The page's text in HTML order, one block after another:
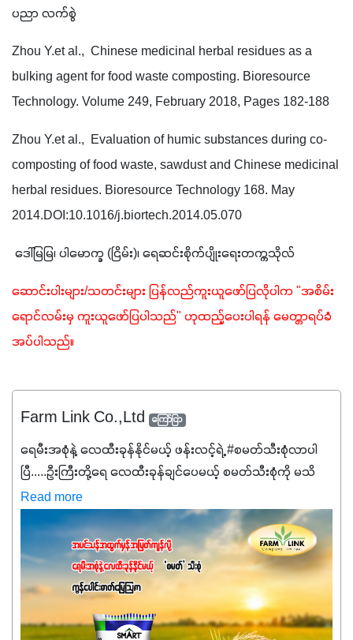
ပညာ လက်စွဲ
Zhou Y.et al.,  Chinese medicinal herbal residues as a
bulking agent for food waste composting. Bioresource
Technology. Volume 249, February 2018, Pages 182-188
Zhou Y.et al.,  Evaluation of humic substances during co-
composting of food waste, sawdust and Chinese medicinal
herbal residues. Bioresource Technology 168. May
2014.DOI:10.1016/j.biortech.2014.05.070
ဒေါ်မြမြ၊ ပါမောက္ခ (ငြိမ်း)၊ ရေဆင်းစိုက်ပျိုးရေးတက္ကသိုလ်
ဆောင်းပါးများ/သတင်းများ ပြန်လည်ကူးယူဖော်ပြလိုပါက "အစိမ်း
ရောင်လမ်းမှ ကူးယူဖော်ပြပါသည်" ဟုထည့်ပေးပါရန် မေတ္တာရပ်ခံ
အပ်ပါသည်။
Farm Link Co.,Ltd ကြော်ငြာ
ရေမီးအစုံနဲ့ လေထီးခုန်နိုင်မယ့် ဖန်းလင့်ရဲ့ #စမတ်သီးစုံလာပါ
ပြီ.....ဦးကြီးတို့ရေ ‌လေထီးခုန်ချင်ပေမယ့် စမတ်သီးစုံကို မသိ
သေးရင်တော့ ဒီစာလေးကို ဆက်ဖတ်‌ပေးပါ #စမတ်သီးစုံဆိုတာ
အပင်တိုင်းအတွက် အဓိကအာဟာရNPK (19:7:8)နဲ့ #ဟူးမစ်
အက်စစ်တို့ အချိုးကျ ပေါင်းစပ်ထားတဲ့ ကွန်ပေါင်း
ဓာတ်မြေဩဇာဖြစ်ပါတယ်။ အဓိကအကျိုးကျေးဇူးတွေအနေနဲ့
ကတော့ နိုက်ထရိုဂျင် 19%ပါဝင်တဲ့အတွက် ကလိုရိုဖီးလ်ဖွဲ့စည်း
မှုကို အားပေးကာ သီးနှံပင်များ၏အရွက်များစိမ်းလန်းသန်စွမ်း
ပြီး အစာချက်လုပ်မှုအားကောင်းစေပါတယ်။ အပင်၏ပင်ပိုင်း
Read more